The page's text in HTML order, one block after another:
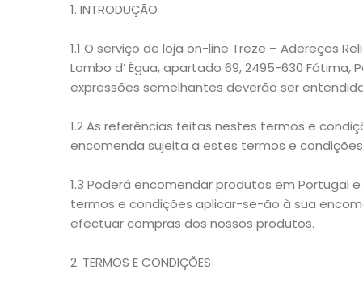
1. INTRODUÇÃO
1.1 O serviço de loja on-line Treze – Adereços
Lombo d’ Égua, apartado 69, 2495-630 Fátima,
expressões semelhantes deverão ser
1.2 As referências feitas nestes termos e
encomenda sujeita a estes termos e
1.3 Poderá encomendar produtos em Portugal
termos e condições aplicar-se-ão à sua
efectuar compras dos nossos produtos.
2. TERMOS E CONDIÇÕES